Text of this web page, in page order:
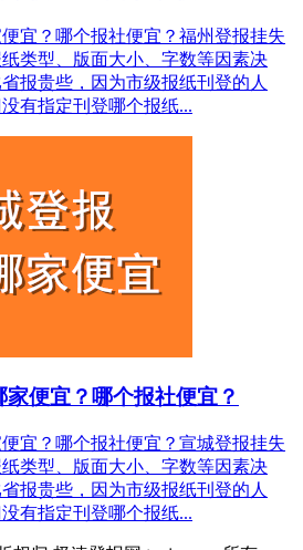
宜？哪个报社便宜？福州登报挂失
类型、版面大小、字数等因素决
报贵些，因为市级报纸刊登的人
有指定刊登哪个报纸...
便宜？哪个报社便宜？
宜？哪个报社便宜？宣城登报挂失
类型、版面大小、字数等因素决
报贵些，因为市级报纸刊登的人
有指定刊登哪个报纸...